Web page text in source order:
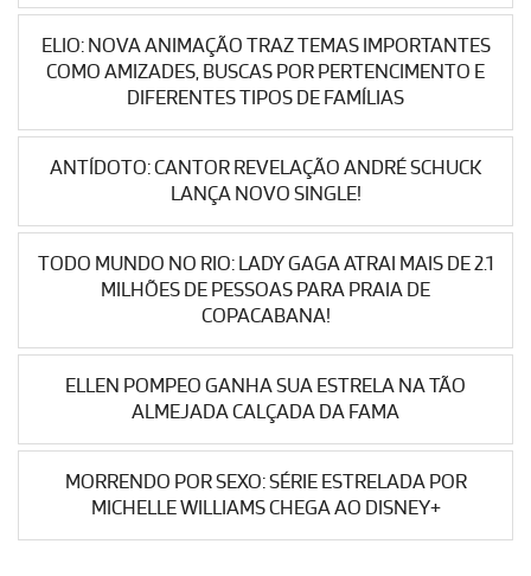
ELIO: NOVA ANIMAÇÃO TRAZ TEMAS IMPORTANTES
COMO AMIZADES, BUSCAS POR PERTENCIMENTO E
DIFERENTES TIPOS DE FAMÍLIAS
ANTÍDOTO: CANTOR REVELAÇÃO ANDRÉ SCHUCK
LANÇA NOVO SINGLE!
TODO MUNDO NO RIO: LADY GAGA ATRAI MAIS DE 2.1
MILHÕES DE PESSOAS PARA PRAIA DE
COPACABANA!
ELLEN POMPEO GANHA SUA ESTRELA NA TÃO
ALMEJADA CALÇADA DA FAMA
MORRENDO POR SEXO: SÉRIE ESTRELADA POR
MICHELLE WILLIAMS CHEGA AO DISNEY+